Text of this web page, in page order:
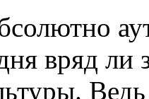
вряд ли